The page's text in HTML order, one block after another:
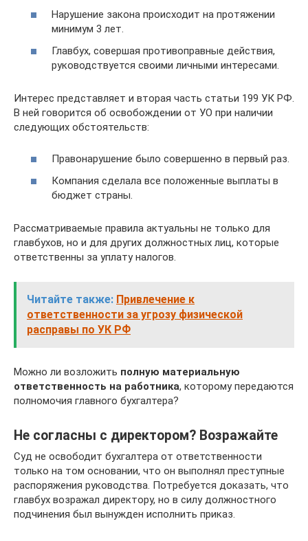
Нарушение закона происходит на протяжении
минимум 3 лет.
Главбух, совершая противоправные действия,
руководствуется своими личными интересами.
Интерес представляет и вторая часть статьи 199 УК РФ.
В ней говорится об освобождении от УО при наличии
следующих обстоятельств:
Правонарушение было совершенно в первый раз.
Компания сделала все положенные выплаты в
бюджет страны.
Рассматриваемые правила актуальны не только для
главбухов, но и для других должностных лиц, которые
ответственны за уплату налогов.
Читайте также: Привлечение к
ответственности за угрозу физической
расправы по УК РФ
Можно ли возложить полную материальную
ответственность на работника, которому передаются
полномочия главного бухгалтера?
Не согласны с директором? Возражайте
Суд не освободит бухгалтера от ответственности
только на том основании, что он выполнял преступные
распоряжения руководства. Потребуется доказать, что
главбух возражал директору, но в силу должностного
подчинения был вынужден исполнить приказ.